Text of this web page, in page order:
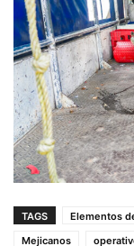
TAGS
Elementos
Mejicanos